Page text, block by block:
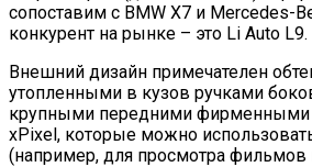
сопоставим с BMW X7 и Mercedes-
конкурент на рынке – это Li Auto L9.
Внешний дизайн примечателен
утопленными в кузов ручками
крупными передними фирменными
xPixel, которые можно
(например, для просмотра фильмов